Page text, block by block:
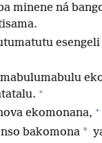
minene ná
+
ekomonana, +
bakomona *